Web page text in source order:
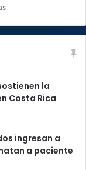
la
Costa Rica
ingresan a
a paciente